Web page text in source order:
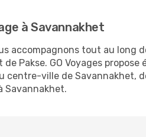
à Savannakhet
accompagnons tout au long
Pakse. GO Voyages
centre-ville de Savannakhet,
Savannakhet.